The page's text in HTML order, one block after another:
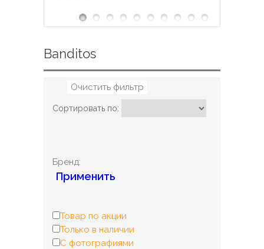
Banditos
Очистить фильтр
Сортировать по:
Бренд:
Применить
Товар по акции
Только в наличии
С фотографиями